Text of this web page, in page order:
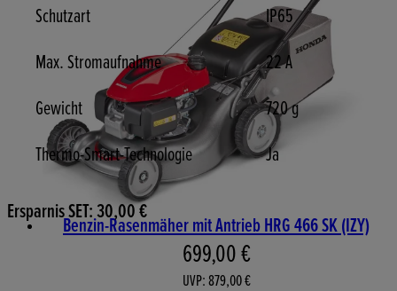
Schutzart
IP65
Max. Stromaufnahme
22 A
Gewicht
720 g
Thermo-Smart-Technologie
Ja
Ersparnis SET: 30,00 €
Benzin-Rasenmäher mit Antrieb HRG 466 SK (IZY)
Aktueller Preis: 699,00 €.
699,00 €
UVP: 879,00 €